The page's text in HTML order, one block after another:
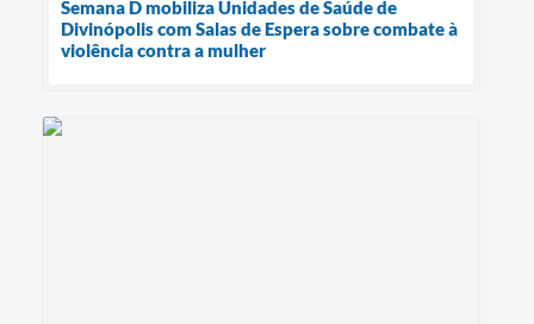
Semana D mobiliza Unidades de Saúde de
Divinópolis com Salas de Espera sobre combate à
violência contra a mulher